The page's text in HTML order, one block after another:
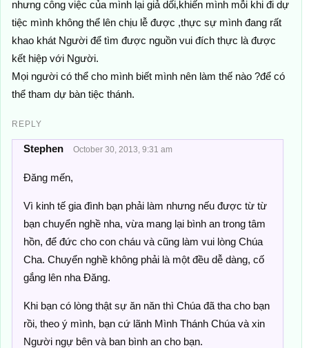
nhưng công việc của mình lại giả dối,khiến mình mỗi khi đi dự
tiệc mình không thể lên chịu lễ được ,thực sự mình đang rất
khao khát Người để tìm được nguồn vui đích thực là được
kết hiệp với Người.
Mọi người có thể cho mình biết mình nên làm thế nào ?để có
thể tham dự bàn tiệc thánh.
REPLY
Stephen October 30, 2013, 9:31 am
Đăng mến,
Vì kinh tế gia đình bạn phải làm nhưng nếu được từ từ
bạn chuyển nghề nha, vừa mang lại bình an trong tâm
hồn, để đức cho con cháu và cũng làm vui lòng Chúa
Cha. Chuyển nghề không phải là một đều dễ dàng, cố
gắng lên nha Đăng.
Khi bạn có lòng thật sự ăn năn thì Chúa đã tha cho bạn
rồi, theo ý mình, bạn cứ lãnh Mình Thánh Chúa và xin
Người ngự bên và ban bình an cho bạn.